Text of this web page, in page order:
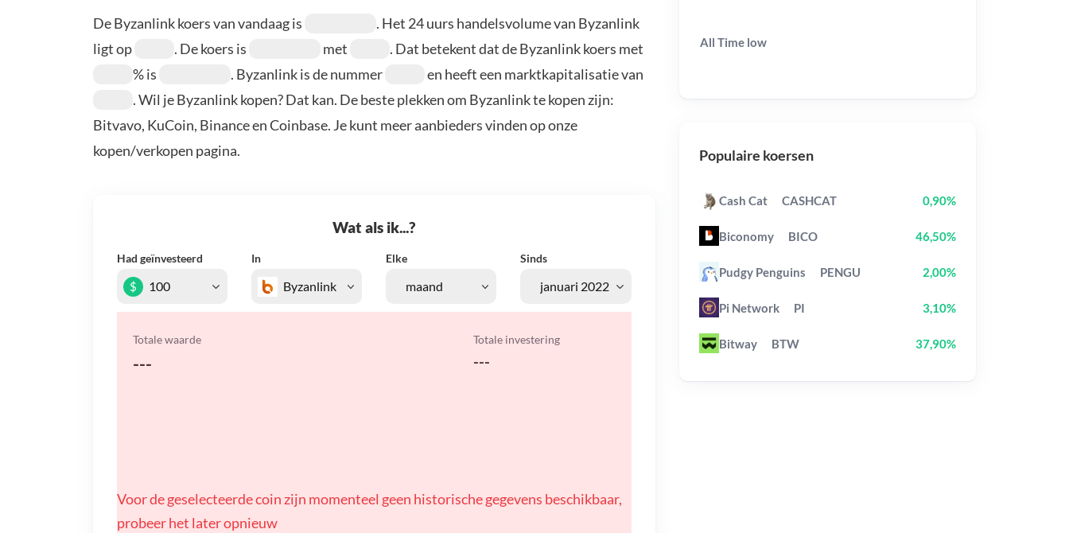
De Byzanlink koers van vandaag is
. Het 24 uurs handelsvolume van Byzanlink
ligt op
. De koers is met
. Dat betekent dat de Byzanlink koers met
% is
. Byzanlink is de nummer
en heeft een marktkapitalisatie van
. Wil je Byzanlink kopen? Dat kan. De beste plekken om Byzanlink te kopen zijn:
Bitvavo, KuCoin, Binance en Coinbase. Je kunt meer aanbieders vinden op onze
kopen/verkopen pagina.
Wat als ik...?
Had geïnvesteerd In Elke Sinds
$
Totale waarde
---
Totale investering
---
Voor de geselecteerde coin zijn momenteel geen historische gegevens beschikbaar,
probeer het later opnieuw
All Time low
Populaire koersen
Cash Cat CASHCAT 0,90%
Biconomy BICO 46,50%
Pudgy Penguins PENGU 2,00%
Pi Network PI 3,10%
Bitway BTW 37,90%